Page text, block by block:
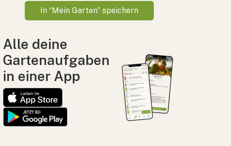
In “Mein Garten” speichern
Alle deine
Gartenaufgaben
in einer App